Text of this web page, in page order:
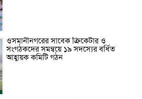
ওসমানীনগরের সাবেক ক্রিকেটার ও
সংগঠকদের সমন্বয়ে ১৯ সদস্যের বর্ধিত
আহ্বায়ক কমিটি গঠন